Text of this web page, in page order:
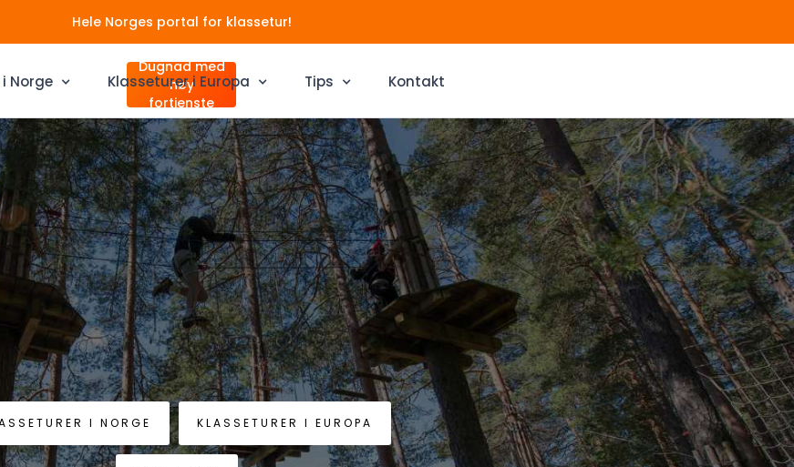
Hele Norges portal for klassetur!
Norge Klasseturer i Europa Tips Kontakt
Dugnad med
høy
fortjenste
I NORGE KLASSETURER I EUROPA